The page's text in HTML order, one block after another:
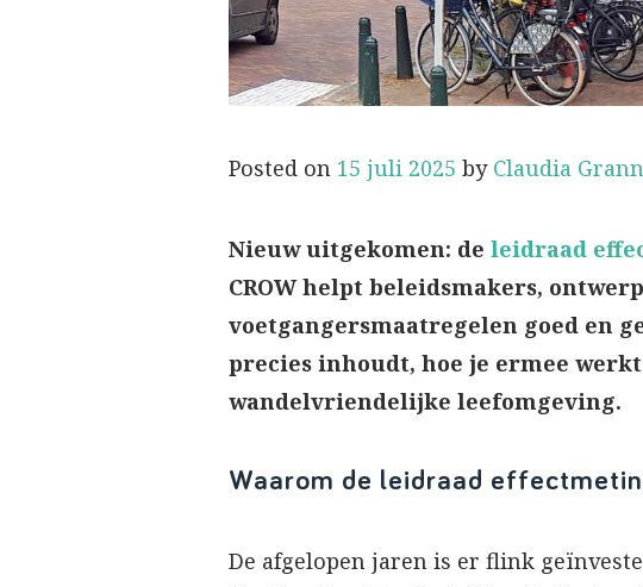
Posted on 15 juli 2025 by Claudia
Nieuw uitgekomen: de leidraad
CROW helpt beleidsmakers,
voetgangersmaatregelen goed en
precies inhoudt, hoe je ermee
wandelvriendelijke leefomgeving.
Waarom de leidraad
De afgelopen jaren is er flink